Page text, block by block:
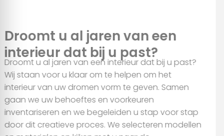
Droomt u al jaren van een
interieur dat bij u past?
Droomt u al jaren van een interieur dat bij u past?
Wij staan voor u klaar om te helpen om het
interieur van uw dromen vorm te geven. Samen
gaan we uw behoeftes en voorkeuren
inventariseren en we begeleiden u stap voor stap
door dit creatieve proces. We selecteren modellen